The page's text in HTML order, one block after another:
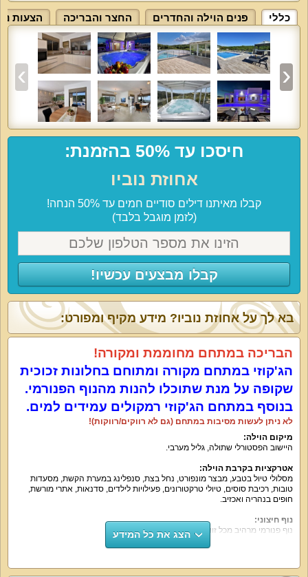
כללי פנים הוילה והחדרים החצר והבריכה הצעות
חיסכו עד 50% בהזמנת:
אחוזת נוביו
קבלו מאיתנו דילים סודיים חמים עד 50% הנחה!
(לזמן מוגבל בלבד)
קבלו מבצעים עכשיו!
בא לך על אחוזת נוביו? מידע מקיף ומפורט:
הבריכה במתחם מחוממת ומקורה!
הג'קוזי במתחם מקורה ומתוחם בחלונות זכוכית
שקופה על מנת שתוכלו להנות מהנוף הפנורמי.
בנוסף במתחם הג'קוזי רמקולים עמידים למים.
לא ניתן לעשות מסיבות במתחם (גם לא רווקים/רווקות)!
מיקום הוילה:
היישוב הפסטורלי שתולה, גליל מערבי.
אטרקציות בקרבת הוילה:
מסלולי טיול בטבע, מבצר מונפורט, נחל בצת, סנפלינג במערת הקשת, מסעדות
טובות, רכיבת סוסים, טיולי טרקטורונים, פעילויות לילדים, סדנאות, אתרי מורשת,
חופים בנהריה ואכזיב.
נוף חיצוני:
נוף פנורמי מרהיב מכל זווית.
מלא, חצר נופש עשירה עם בריכה פרטית (מחוממת בעונה), ג'קוזי מענג, מקרן קול,
הצג את כל המידע